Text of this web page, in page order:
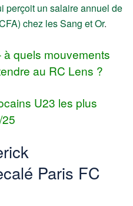
perçoit un salaire annuel de
chez les Sang et Or.
quels mouvements
au RC Lens ?
U23 les plus
Paris FC